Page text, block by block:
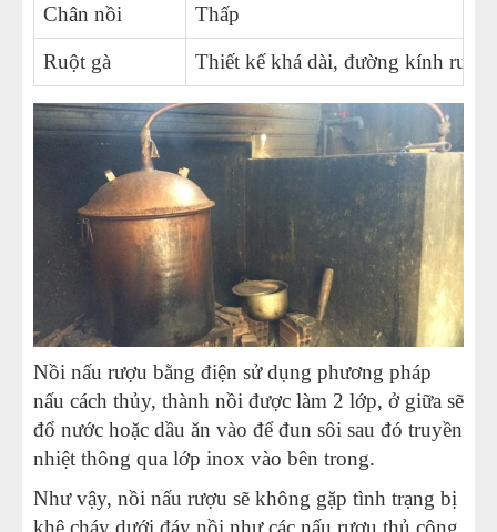
Chân nồi Thấp
Ruột gà Thiết kế khá dài, đường kính ruột
Nồi nấu rượu bằng điện sử dụng phương pháp
nấu cách thủy, thành nồi được làm 2 lớp, ở giữa sẽ
đổ nước hoặc dầu ăn vào để đun sôi sau đó truyền
nhiệt thông qua lớp inox vào bên trong.
Như vậy, nồi nấu rượu sẽ không gặp tình trạng bị
khê cháy dưới đáy nồi như các nấu rượu thủ công.